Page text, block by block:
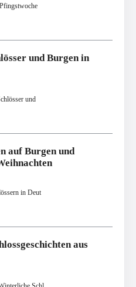
und Burgen in
und
auf Burgen und
in Deut
aus